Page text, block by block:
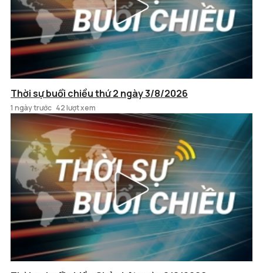
Thời sự buổi chiều thứ 2 ngày 3/8/2026
1 ngày trước 42 lượt xem